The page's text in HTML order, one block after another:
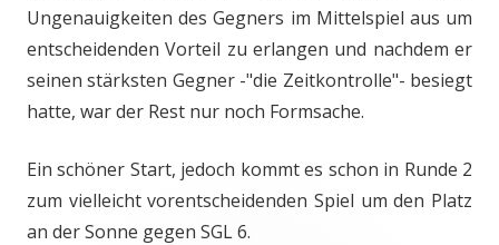
Ungenauigkeiten des Gegners im Mittelspiel aus um
entscheidenden Vorteil zu erlangen und nachdem er
seinen stärksten Gegner -"die Zeitkontrolle"- besiegt
hatte, war der Rest nur noch Formsache.
Ein schöner Start, jedoch kommt es schon in Runde 2
zum vielleicht vorentscheidenden Spiel um den Platz
an der Sonne gegen SGL 6.